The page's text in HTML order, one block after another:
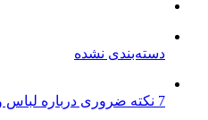
دسته‌بندی نشده
7 نکته ضروری درباره لباس ورزشی